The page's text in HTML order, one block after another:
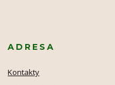
ADRESA
Kontakty